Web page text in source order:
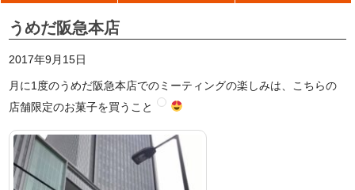
うめだ阪急本店
2017年9月15日
月に1度のうめだ阪急本店でのミーティングの楽しみは、こちらの
店舗限定のお菓子を買うこと